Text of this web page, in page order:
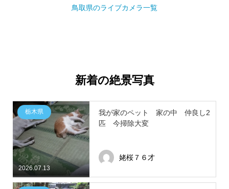
鳥取県のライブカメラ一覧
新着の絶景写真
2026.07.13
栃木県
我が家のペット 家の中 仲良し2
匹 今掃除大変
姥桜７６才